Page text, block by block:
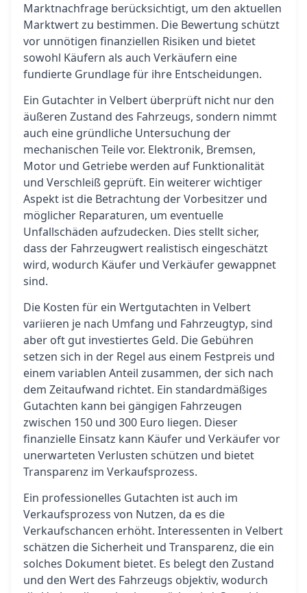
Marktnachfrage berücksichtigt, um den aktuellen
Marktwert zu bestimmen. Die Bewertung schützt
vor unnötigen finanziellen Risiken und bietet
sowohl Käufern als auch Verkäufern eine
fundierte Grundlage für ihre Entscheidungen.
Ein Gutachter in Velbert überprüft nicht nur den
äußeren Zustand des Fahrzeugs, sondern nimmt
auch eine gründliche Untersuchung der
mechanischen Teile vor. Elektronik, Bremsen,
Motor und Getriebe werden auf Funktionalität
und Verschleiß geprüft. Ein weiterer wichtiger
Aspekt ist die Betrachtung der Vorbesitzer und
möglicher Reparaturen, um eventuelle
Unfallschäden aufzudecken. Dies stellt sicher,
dass der Fahrzeugwert realistisch eingeschätzt
wird, wodurch Käufer und Verkäufer gewappnet
sind.
Die Kosten für ein Wertgutachten in Velbert
variieren je nach Umfang und Fahrzeugtyp, sind
aber oft gut investiertes Geld. Die Gebühren
setzen sich in der Regel aus einem Festpreis und
einem variablen Anteil zusammen, der sich nach
dem Zeitaufwand richtet. Ein standardmäßiges
Gutachten kann bei gängigen Fahrzeugen
zwischen 150 und 300 Euro liegen. Dieser
finanzielle Einsatz kann Käufer und Verkäufer vor
unerwarteten Verlusten schützen und bietet
Transparenz im Verkaufsprozess.
Ein professionelles Gutachten ist auch im
Verkaufsprozess von Nutzen, da es die
Verkaufschancen erhöht. Interessenten in Velbert
schätzen die Sicherheit und Transparenz, die ein
solches Dokument bietet. Es belegt den Zustand
und den Wert des Fahrzeugs objektiv, wodurch